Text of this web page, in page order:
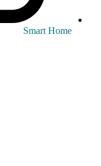
Smart Home